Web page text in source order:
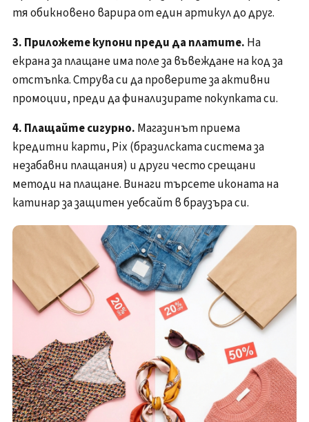
тя обикновено варира от един артикул до друг.
3. Приложете купони преди да платите. На
екрана за плащане има поле за въвеждане на код за
отстъпка. Струва си да проверите за активни
промоции, преди да финализирате покупката си.
4. Плащайте сигурно. Магазинът приема
кредитни карти, Pix (бразилската система за
незабавни плащания) и други често срещани
методи на плащане. Винаги търсете иконата на
катинар за защитен уебсайт в браузъра си.